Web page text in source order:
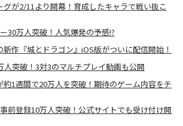
が2/11より開幕！育成したキャラで戦い抜こ
30万人突破！人気爆発の予感!?
作『城とドラゴン』iOS版がついに配信開始！
人突破！3対3のマルチプレイ動画も公開
1週間で20万人を突破！期待のゲーム内容をチ
前登録10万人突破！公式サイトでも受け付け開